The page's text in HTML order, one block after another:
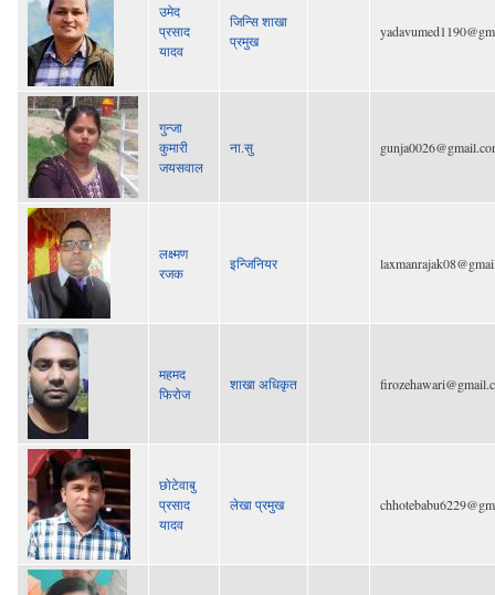
उमेद
प्रसाद
यादव
जिन्सि शाखा
प्रमुख
गुन्जा
कुमारी
जयसवाल
ना.सु
लक्ष्मण
रजक
इन्जिनियर
महमद
फिरोज
शाखा अधिकृत
छोटेवाबु
प्रसाद
यादव
लेखा प्रमुख